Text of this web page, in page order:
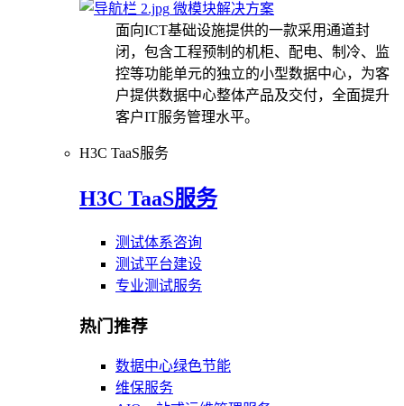
微模块解决方案
面向ICT基础设施提供的一款采用通道封
闭，包含工程预制的机柜、配电、制冷、监
控等功能单元的独立的小型数据中心，为客
户提供数据中心整体产品及交付，全面提升
客户IT服务管理水平。
H3C TaaS服务
H3C TaaS服务
测试体系咨询
测试平台建设
专业测试服务
热门推荐
数据中心绿色节能
维保服务